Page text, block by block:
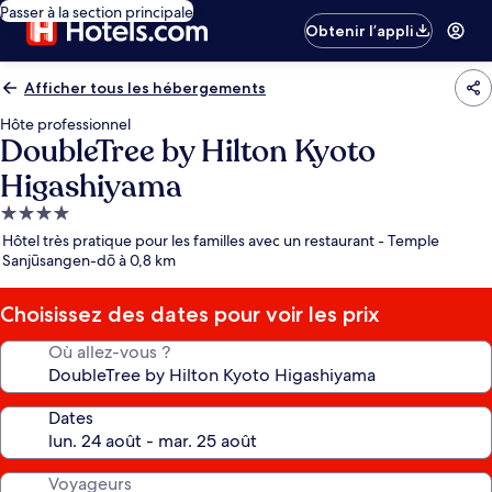
Passer à la section principale
Obtenir l’appli
Afficher tous les hébergements
Hôte professionnel
DoubleTree by Hilton Kyoto
Higashiyama
Hébergement
4.0 étoiles
Hôtel très pratique pour les familles avec un restaurant - Temple
Sanjūsangen-dō à 0,8 km
Choisissez des dates pour voir les prix
Où allez-vous ?
Dates
Voyageurs